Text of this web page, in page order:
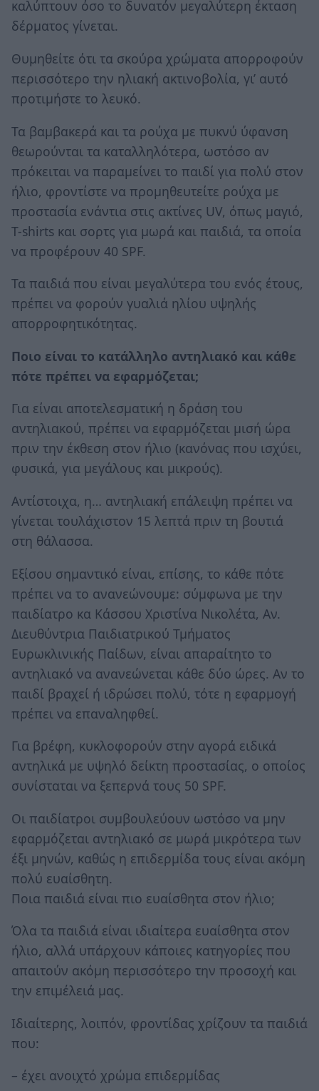
καλύπτουν όσο το δυνατόν μεγαλύτερη έκταση
δέρματος γίνεται.
Θυμηθείτε ότι τα σκούρα χρώματα απορροφούν
περισσότερο την ηλιακή ακτινοβολία, γι’ αυτό
προτιμήστε το λευκό.
Τα βαμβακερά και τα ρούχα με πυκνύ ύφανση
θεωρούνται τα καταλληλότερα, ωστόσο αν
πρόκειται να παραμείνει το παιδί για πολύ στον
ήλιο, φροντίστε να προμηθευτείτε ρούχα με
προστασία ενάντια στις ακτίνες UV, όπως μαγιό,
T-shirts και σορτς για μωρά και παιδιά, τα οποία
να προφέρουν 40 SPF.
Τα παιδιά που είναι μεγαλύτερα του ενός έτους,
πρέπει να φορούν γυαλιά ηλίου υψηλής
απορροφητικότητας.
Ποιο είναι το κατάλληλο αντηλιακό και κάθε
πότε πρέπει να εφαρμόζεται;
Για είναι αποτελεσματική η δράση του
αντηλιακού, πρέπει να εφαρμόζεται μισή ώρα
πριν την έκθεση στον ήλιο (κανόνας που ισχύει,
φυσικά, για μεγάλους και μικρούς).
Αντίστοιχα, η… αντηλιακή επάλειψη πρέπει να
γίνεται τουλάχιστον 15 λεπτά πριν τη βουτιά
στη θάλασσα.
Εξίσου σημαντικό είναι, επίσης, το κάθε πότε
πρέπει να το ανανεώνουμε: σύμφωνα με την
παιδίατρο κα Κάσσου Χριστίνα Νικολέτα, Αν.
Διευθύντρια Παιδιατρικού Τμήματος
Ευρωκλινικής Παίδων, είναι απαραίτητο το
αντηλιακό να ανανεώνεται κάθε δύο ώρες. Αν το
παιδί βραχεί ή ιδρώσει πολύ, τότε η εφαρμογή
πρέπει να επαναληφθεί.
Για βρέφη, κυκλοφορούν στην αγορά ειδικά
αντηλικά με υψηλό δείκτη προστασίας, ο οποίος
συνίσταται να ξεπερνά τους 50 SPF.
Οι παιδίατροι συμβουλεύουν ωστόσο να μην
εφαρμόζεται αντηλιακό σε μωρά μικρότερα των
έξι μηνών, καθώς η επιδερμίδα τους είναι ακόμη
πολύ ευαίσθητη.
Ποια παιδιά είναι πιο ευαίσθητα στον ήλιο;
Όλα τα παιδιά είναι ιδιαίτερα ευαίσθητα στον
ήλιο, αλλά υπάρχουν κάποιες κατηγορίες που
απαιτούν ακόμη περισσότερο την προσοχή και
την επιμέλειά μας.
Ιδιαίτερης, λοιπόν, φροντίδας χρίζουν τα παιδιά
που:
– έχει ανοιχτό χρώμα επιδερμίδας